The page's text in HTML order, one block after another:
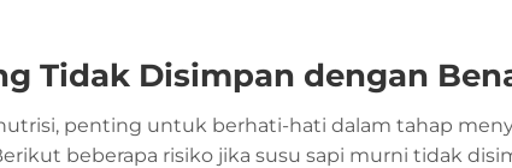
Tidak Disimpan dengan
penting untuk berhati-hati dalam tahap
beberapa risiko jika susu sapi murni tidak